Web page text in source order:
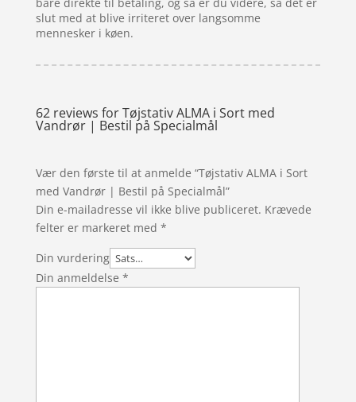
slut med at blive irriteret over langsomme
mennesker i køen.
62 reviews forTøjstativ ALMA i Sort med
Vandrør | Bestil på Specialmål
Vær den første til at anmelde “Tøjstativ ALMA i Sort
med Vandrør | Bestil på Specialmål”
Din e-mailadresse vil ikke blive publiceret. Krævede
felter er markeret med *
Din vurdering
Din anmeldelse *